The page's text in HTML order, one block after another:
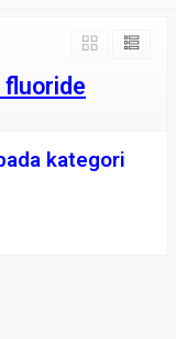
fluoride
kategori